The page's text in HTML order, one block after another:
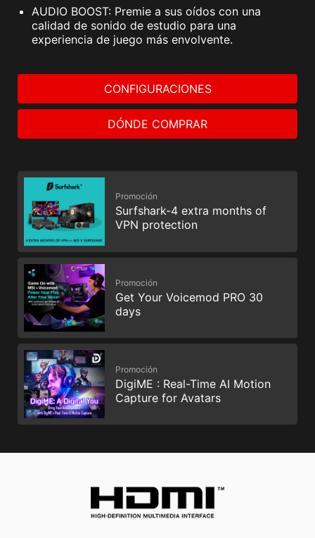
AUDIO BOOST: Premie a sus oídos con una
calidad de sonido de estudio para una
experiencia de juego más envolvente.
CONFIGURACIONES
DÓNDE COMPRAR
Promoción
Surfshark-4 extra months of
VPN protection
Promoción
Get Your Voicemod PRO 30
days
Promoción
DigiME : Real-Time AI Motion
Capture for Avatars